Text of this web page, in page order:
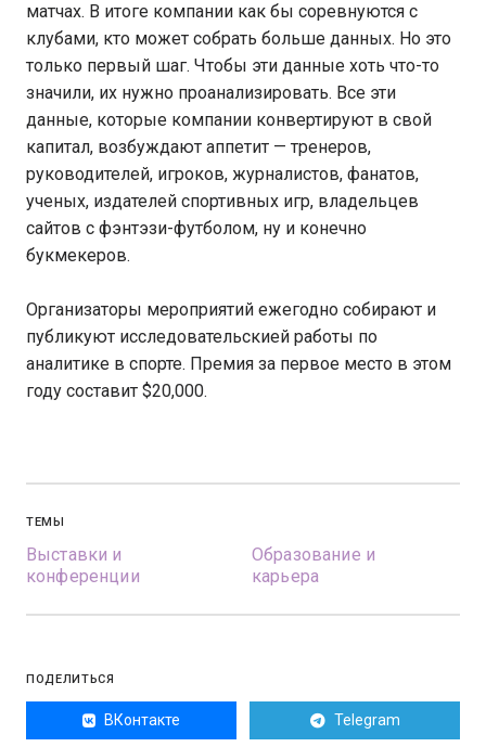
матчах. В итоге компании как бы соревнуются с
клубами, кто может собрать больше данных. Но это
только первый шаг. Чтобы эти данные хоть что-то
значили, их нужно проанализировать. Все эти
данные, которые компании конвертируют в свой
капитал, возбуждают аппетит — тренеров,
руководителей, игроков, журналистов, фанатов,
ученых, издателей спортивных игр, владельцев
сайтов с фэнтэзи-футболом, ну и конечно
букмекеров.
Организаторы мероприятий ежегодно собирают и
публикуют исследовательскией работы по
аналитике в спорте. Премия за первое место в этом
году составит $20,000.
ТЕМЫ
Выставки и
конференции
Образование и
карьера
ПОДЕЛИТЬСЯ
ВКонтакте Telegram